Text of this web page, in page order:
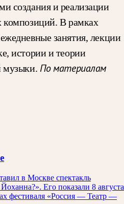
создания и реализации
композиций. В рамках
занятия, лекции
истории и теории
музыки. По материалам
в Москве спектакль
Его показали 8 августа
фестиваля «Россия — Театр —